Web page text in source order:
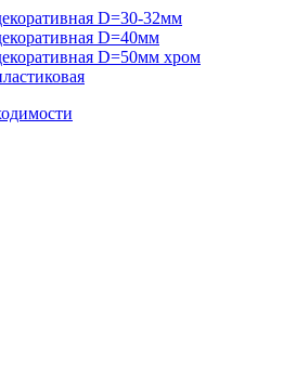
D=30-32мм
D=40мм
D=50мм хром